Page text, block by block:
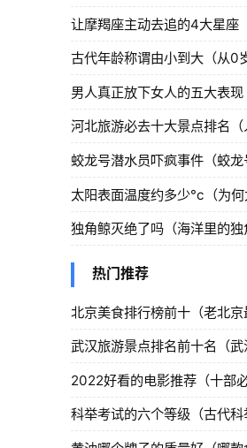
让摩羯座主动去追的4大星座
古代年龄称谓由小到大（从0
太阳表面温度约多少°c（为何
独角鲸灭绝了吗（海洋里的独
热门推荐
北京美食排行榜前十（老北京
武汉旅游景点排名前十名（武
2022好看的电影推荐（十部
科举考试的六个等级（古代科